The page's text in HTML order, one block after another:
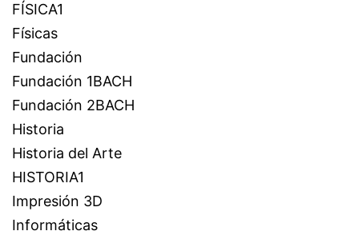
FÍSICA1
Físicas
Fundación
Fundación 1BACH
Fundación 2BACH
Historia
Historia del Arte
HISTORIA1
Impresión 3D
Informáticas